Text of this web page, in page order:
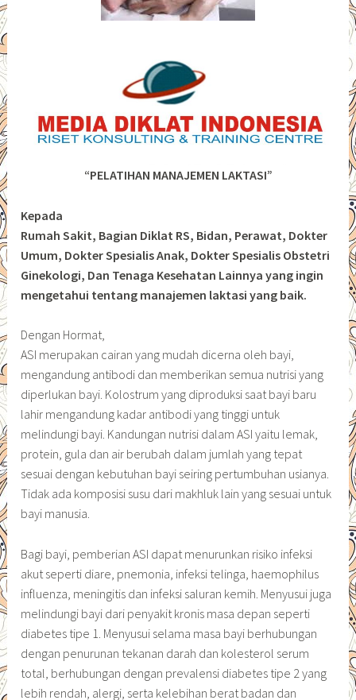
“PELATIHAN MANAJEMEN LAKTASI”
Kepada
Rumah Sakit, Bagian Diklat RS, Bidan, Perawat, Dokter
Umum, Dokter Spesialis Anak, Dokter Spesialis Obstetri
Ginekologi, Dan Tenaga Kesehatan Lainnya yang ingin
mengetahui tentang manajemen laktasi yang baik.
Dengan Hormat,
ASI merupakan cairan yang mudah dicerna oleh bayi,
mengandung antibodi dan memberikan semua nutrisi yang
diperlukan bayi. Kolostrum yang diproduksi saat bayi baru
lahir mengandung kadar antibodi yang tinggi untuk
melindungi bayi. Kandungan nutrisi dalam ASI yaitu lemak,
protein, gula dan air berubah dalam jumlah yang tepat
sesuai dengan kebutuhan bayi seiring pertumbuhan usianya.
Tidak ada komposisi susu dari makhluk lain yang sesuai untuk
bayi manusia.
Bagi bayi, pemberian ASI dapat menurunkan risiko infeksi
akut seperti diare, pnemonia, infeksi telinga, haemophilus
influenza, meningitis dan infeksi saluran kemih. Menyusui juga
melindungi bayi dari penyakit kronis masa depan seperti
diabetes tipe 1. Menyusui selama masa bayi berhubungan
dengan penurunan tekanan darah dan kolesterol serum
total, berhubungan dengan prevalensi diabetes tipe 2 yang
lebih rendah, alergi, serta kelebihan berat badan dan